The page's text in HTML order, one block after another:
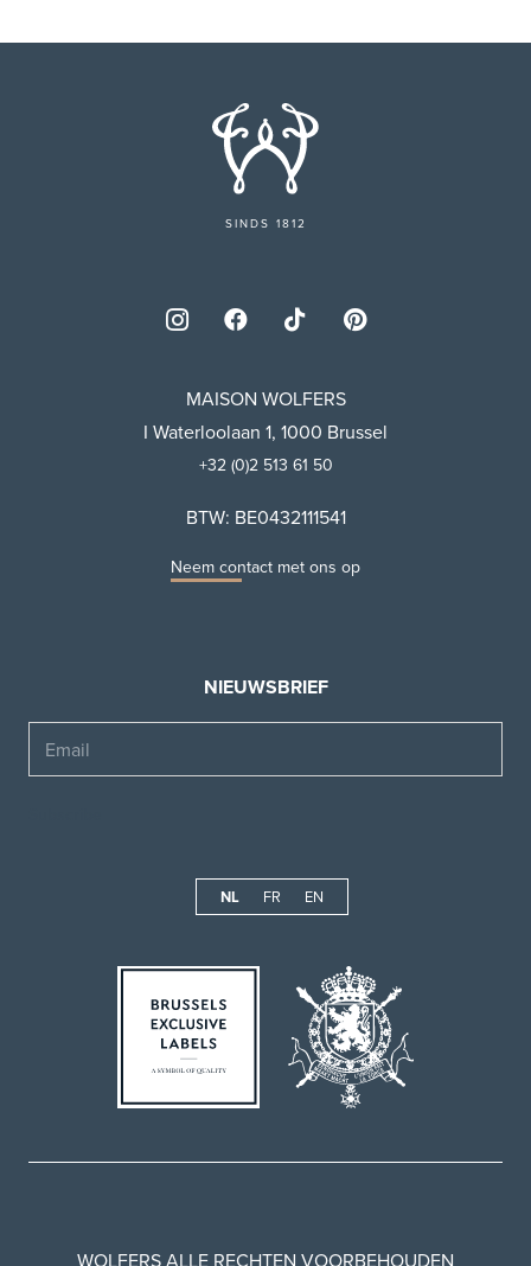
SINDS 1812
MAISON WOLFERS
I Waterloolaan 1, 1000 Brussel
+32 (0)2 513 61 50
BTW: BE0432111541
Neem contact met ons op
NIEUWSBRIEF
NL FR EN
WOLFERS ALLE RECHTEN VOORBEHOUDEN